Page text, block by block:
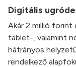
Digitális
Akár 2 millió
tablet-, valamint
hátrányos
rendelkező